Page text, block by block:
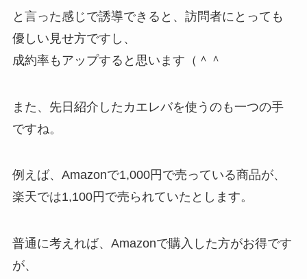
と言った感じで誘導できると、訪問者にとっても
優しい見せ方ですし、
成約率もアップすると思います（＾＾
また、先日紹介したカエレバを使うのも一つの手
ですね。
例えば、Amazonで1,000円で売っている商品が、
楽天では1,100円で売られていたとします。
普通に考えれば、Amazonで購入した方がお得です
が、